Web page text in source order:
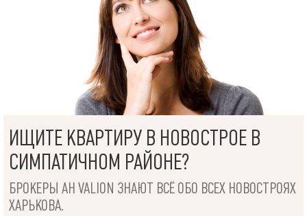
ИЩИТЕ КВАРТИРУ В НОВОСТРОЕ В
СИМПАТИЧНОМ РАЙОНЕ?
БРОКЕРЫ АН VALION ЗНАЮТ ВСЁ ОБО ВСЕХ НОВОСТРОЯХ
ХАРЬКОВА.
НАПИСАТЬ
РУКОВОДИТЕЛЮ
Язык